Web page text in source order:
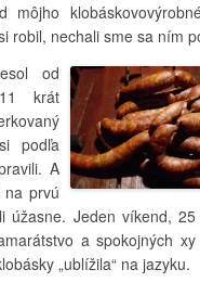
môjho
robil, nechali sme sa ním
od
krát
podľa
A
prvú
úžasne. Jeden víkend, 25
a spokojných
„ublížila“ na jazyku.